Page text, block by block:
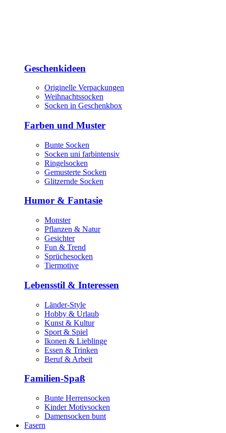
Geschenkideen
Originelle Verpackungen
Weihnachtssocken
Socken in Geschenkbox
Farben und Muster
Bunte Socken
Socken uni farbintensiv
Ringelsocken
Gemusterte Socken
Glitzernde Socken
Humor & Fantasie
Monster
Pflanzen & Natur
Gesichter
Fun & Trend
Sprüchesocken
Tiermotive
Lebensstil & Interessen
Länder-Style
Hobby & Urlaub
Kunst & Kultur
Sport & Spiel
Ikonen & Lieblinge
Essen & Trinken
Beruf & Arbeit
Familien-Spaß
Bunte Herrensocken
Kinder Motivsocken
Damensocken bunt
Fasern